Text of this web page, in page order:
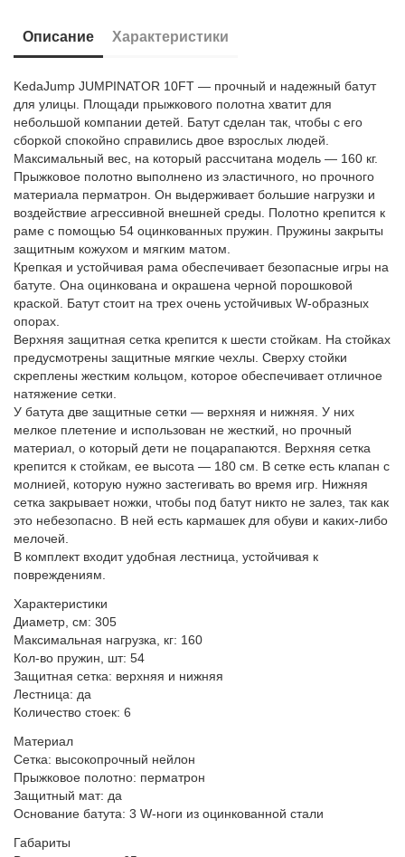
Описание Характеристики
KedaJump JUMPINATOR 10FT — прочный и надежный батут
для улицы. Площади прыжкового полотна хватит для
небольшой компании детей. Батут сделан так, чтобы с его
сборкой спокойно справились двое взрослых людей.
Максимальный вес, на который рассчитана модель — 160 кг.
Прыжковое полотно выполнено из эластичного, но прочного
материала перматрон. Он выдерживает большие нагрузки и
воздействие агрессивной внешней среды. Полотно крепится к
раме с помощью 54 оцинкованных пружин. Пружины закрыты
защитным кожухом и мягким матом.
Крепкая и устойчивая рама обеспечивает безопасные игры на
батуте. Она оцинкована и окрашена черной порошковой
краской. Батут стоит на трех очень устойчивых W-образных
опорах.
Верхняя защитная сетка крепится к шести стойкам. На стойках
предусмотрены защитные мягкие чехлы. Сверху стойки
скреплены жестким кольцом, которое обеспечивает отличное
натяжение сетки.
У батута две защитные сетки — верхняя и нижняя. У них
мелкое плетение и использован не жесткий, но прочный
материал, о который дети не поцарапаются. Верхняя сетка
крепится к стойкам, ее высота — 180 см. В сетке есть клапан с
молнией, которую нужно застегивать во время игр. Нижняя
сетка закрывает ножки, чтобы под батут никто не залез, так как
это небезопасно. В ней есть кармашек для обуви и каких-либо
мелочей.
В комплект входит удобная лестница, устойчивая к
повреждениям.
Характеристики
Диаметр, см: 305
Максимальная нагрузка, кг: 160
Кол-во пружин, шт: 54
Защитная сетка: верхняя и нижняя
Лестница: да
Количество стоек: 6
Материал
Сетка: высокопрочный нейлон
Прыжковое полотно: перматрон
Защитный мат: да
Основание батута: 3 W-ноги из оцинкованной стали
Габариты